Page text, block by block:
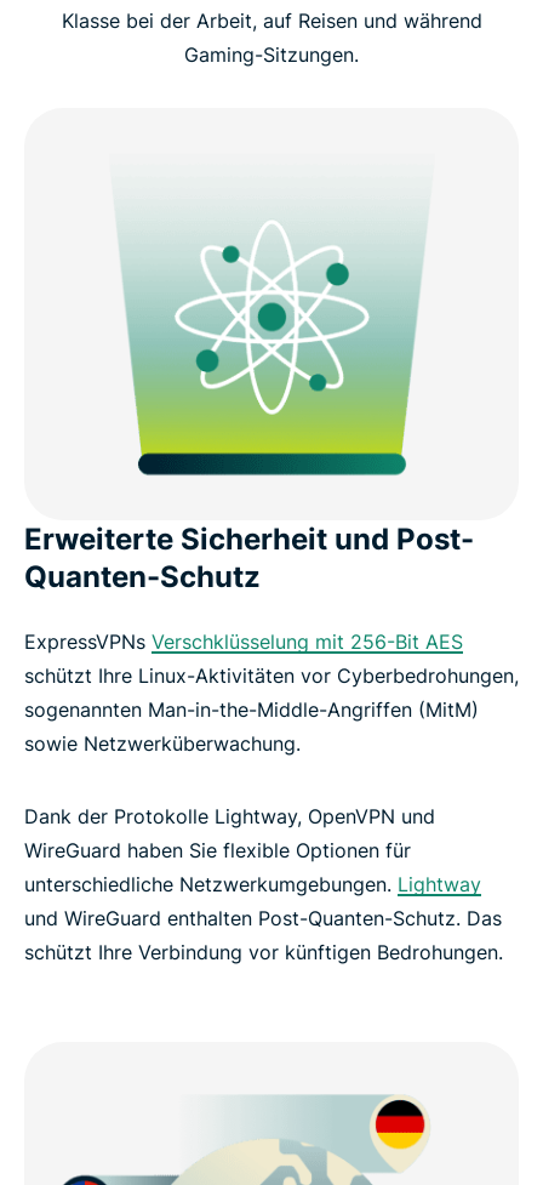
Klasse bei der Arbeit, auf Reisen und während
Gaming-Sitzungen.
Erweiterte Sicherheit und Post-
Quanten-Schutz
ExpressVPNs Verschklüsselung mit 256-Bit AES
schützt Ihre Linux-Aktivitäten vor Cyberbedrohungen,
sogenannten Man-in-the-Middle-Angriffen (MitM)
sowie Netzwerküberwachung.
Dank der Protokolle Lightway, OpenVPN und
WireGuard haben Sie flexible Optionen für
unterschiedliche Netzwerkumgebungen. Lightway
und WireGuard enthalten Post-Quanten-Schutz. Das
schützt Ihre Verbindung vor künftigen Bedrohungen.